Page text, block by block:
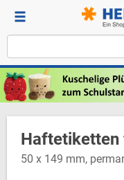
Haftetiketten
50 x 149 mm,